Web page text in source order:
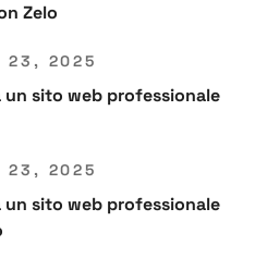
Zelo
23, 2025
sito web professionale
23, 2025
sito web professionale